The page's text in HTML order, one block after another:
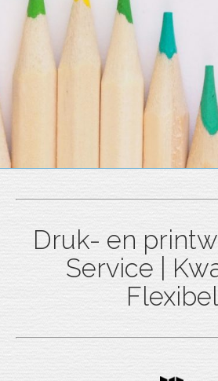
Druk- en
Service |
Flexibel